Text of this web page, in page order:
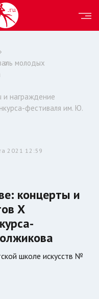
молодых
и награждение
фестиваля им. Ю.
2021 12:59
концерты и
Х
школе искусств №